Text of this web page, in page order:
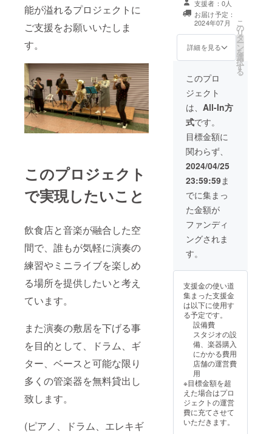
能が溢れるプロジェクトに
ご支援をお願いいたしま
す。
このプロジェクト
で実現したいこと
飲食店と音楽が融合した空
間で、誰もが気軽に演奏の
練習やミニライブを楽しめ
る場所を提供したいと考え
ています。
また演奏の敷居を下げる事
を目的として、ドラム、ギ
ター、ベースと可能な限り
多くの管楽器を無料貸出し
致します。
(ピアノ、ドラム、エレキギ
掛けください。
・全てのリター
ンは任意で上乗
せが可能です。
上乗せでご支援
いただける方は
ご支援時に金額
をご指定くださ
い。 ・有効期
間：2024年7月1
日〜2024年9月
30日までの3カ
月間
好きなだけ ・当
店でのお買い物
にご利用いただ
けます。 ・現金
への交換はでき
初回来店時にお
渡しいたしま
す。スタッフに
クラウドファン
ディングで支援
をした旨をお声
掛けください。
・全てのリター
ンは任意で上乗
せが可能です。
いただける方は
ご支援時に金額
をご指定くださ
い。 ・有効期
間：2024年7月1
日〜2024年9月
30日までの3カ
月間
支援者：0人
お届け予定：
2024年07月
詳細を見る
こ
の
リ
タ
ー
ン
を
選
択
す
る
このプロ
ジェクト
は、 All-In方
式です。
目標金額に
関わらず、
2024/04/25
23:59:59ま
でに集まっ
た金額が
ファンディ
ングされま
す。
支援金の使い道
集まった支援金
は以下に使用す
る予定です。
設備費
スタジオの設
備、楽器購入
にかかる費用
店舗の運営費
用
※目標金額を超
えた場合はプロ
ジェクトの運営
費に充てさせて
いただきます。